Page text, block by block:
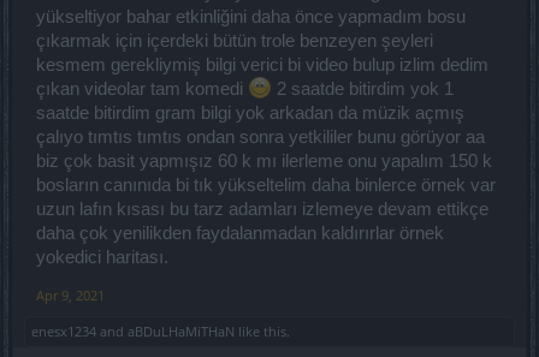
yükseltiyor bahar etkinliğini daha önce yapmadım bosu
çıkarmak için içerdeki bütün trole benzeyen şeyleri
kesmem gerekliymiş bilgi verici bi video bulup izlim dedim
çıkan videolar tam komedi
2 saatde bitirdim yok 1
saatde bitirdim gram bilgi yok arkadan da müzik açmış
çalıyo tımtıs tımtıs ondan sonra yetkililer bunu görüyor aa
biz çok basit yapmışız 60 k mı ilerleme onu yapalım 150 k
bosların canınıda bi tık yükseltelim daha binlerce örnek var
uzun lafın kısası bu tarz adamları izlemeye devam ettikçe
daha çok yenilikden faydalanmadan kaldırırlar örnek
yokedici haritası.
Apr 9, 2021
enesx1234 and aBDuLHaMiTHaN like this.